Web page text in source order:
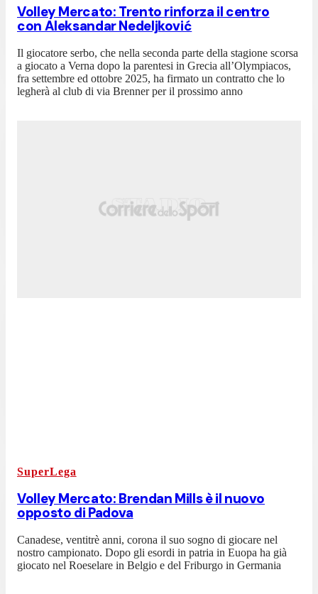
Volley Mercato: Trento rinforza il centro
con Aleksandar Nedeljković
Il giocatore serbo, che nella seconda parte della stagione scorsa
a giocato a Verna dopo la parentesi in Grecia all’Olympiacos,
fra settembre ed ottobre 2025, ha firmato un contratto che lo
legherà al club di via Brenner per il prossimo anno
SuperLega
Volley Mercato: Brendan Mills è il nuovo
opposto di Padova
Canadese, ventitrè anni, corona il suo sogno di giocare nel
nostro campionato. Dopo gli esordi in patria in Euopa ha già
giocato nel Roeselare in Belgio e del Friburgo in Germania